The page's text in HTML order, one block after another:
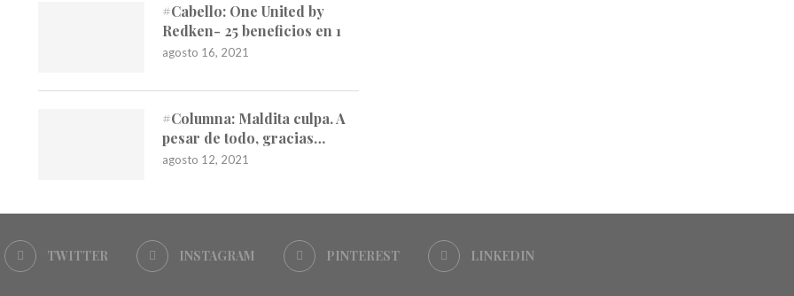
#Cabello: One United by
Redken- 25 beneficios en 1
agosto 16, 2021
#Columna: Maldita culpa. A
pesar de todo, gracias…
agosto 12, 2021
TWITTER INSTAGRAM PINTEREST LINKEDIN